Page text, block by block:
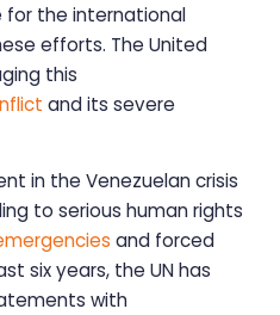
for the international
efforts. The United
this
and its severe
in the Venezuelan crisis
to serious human rights
and forced
six years, the UN has
with